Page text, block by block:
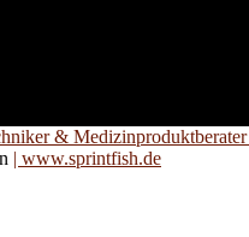
& Medizinproduktberater
| www.sprintfish.de